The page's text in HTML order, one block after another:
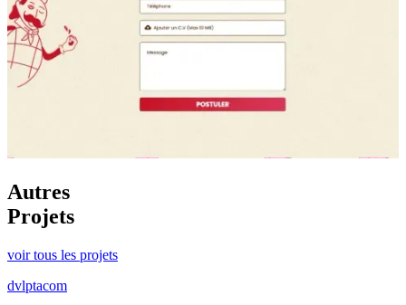
Autres
Projets
voir tous les projets
dvlptacom